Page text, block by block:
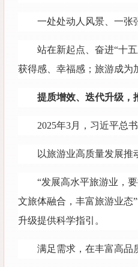
一处处动人风景、一张
站在新起点、奋进“十
获得感、幸福感；旅游成为
提质增效、迭代升级，
2025年3月，习近平总
以旅游业高质量发展
“发展高水平旅游业，
文旅体融合，丰富旅游业
升级提供科学指引。
满足需求，在丰富高品